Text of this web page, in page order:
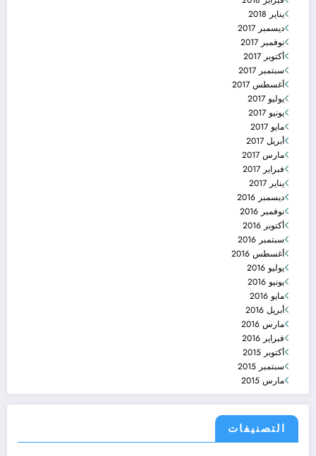
يناير 2018
ديسمبر 2017
نوفمبر 2017
أكتوبر 2017
سبتمبر 2017
أغسطس 2017
يوليو 2017
يونيو 2017
مايو 2017
أبريل 2017
مارس 2017
فبراير 2017
يناير 2017
ديسمبر 2016
نوفمبر 2016
أكتوبر 2016
سبتمبر 2016
أغسطس 2016
يوليو 2016
يونيو 2016
مايو 2016
أبريل 2016
مارس 2016
فبراير 2016
أكتوبر 2015
سبتمبر 2015
مارس 2015
التصنيفات